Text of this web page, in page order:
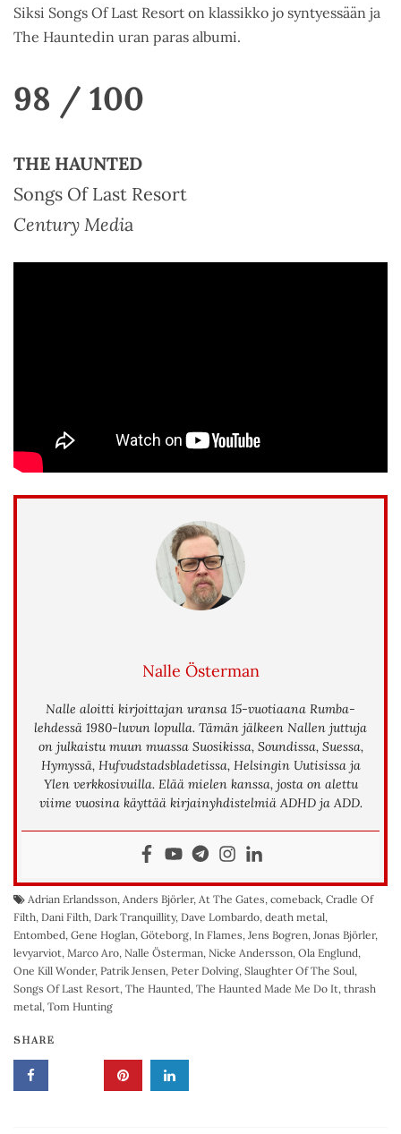
Siksi Songs Of Last Resort on klassikko jo syntyessään ja
The Hauntedin uran paras albumi.
98 / 100
THE HAUNTED
Songs Of Last Resort
Century Media
Nalle Österman
Nalle aloitti kirjoittajan uransa 15-vuotiaana Rumba-
lehdessä 1980-luvun lopulla. Tämän jälkeen Nallen juttuja
on julkaistu muun muassa Suosikissa, Soundissa, Suessa,
Hymyssä, Hufvudstadsbladetissa, Helsingin Uutisissa ja
Ylen verkkosivuilla. Elää mielen kanssa, josta on alettu
viime vuosina käyttää kirjainyhdistelmiä ADHD ja ADD.
Adrian Erlandsson, Anders Björler, At The Gates, comeback, Cradle Of
Filth, Dani Filth, Dark Tranquillity, Dave Lombardo, death metal,
Entombed, Gene Hoglan, Göteborg, In Flames, Jens Bogren, Jonas Björler,
levyarviot, Marco Aro, Nalle Österman, Nicke Andersson, Ola Englund,
One Kill Wonder, Patrik Jensen, Peter Dolving, Slaughter Of The Soul,
Songs Of Last Resort, The Haunted, The Haunted Made Me Do It, thrash
metal, Tom Hunting
SHARE